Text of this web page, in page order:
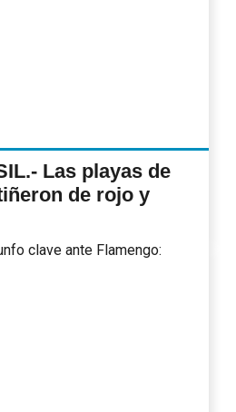
Las playas de
de rojo y